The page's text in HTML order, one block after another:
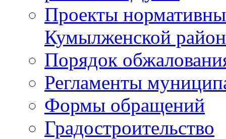
Проекты
Кумылженской
Порядок
Регламенты
Формы обращений
Градостроительство